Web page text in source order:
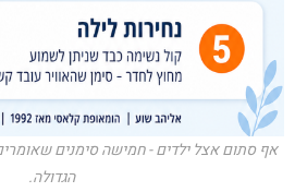
אף סתום אצל ילדים - חמישה סימנים
הגדולה.